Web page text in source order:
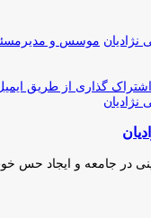
موسس و
اشتراک گذاری از طریق
در جامعه و ایجاد حس